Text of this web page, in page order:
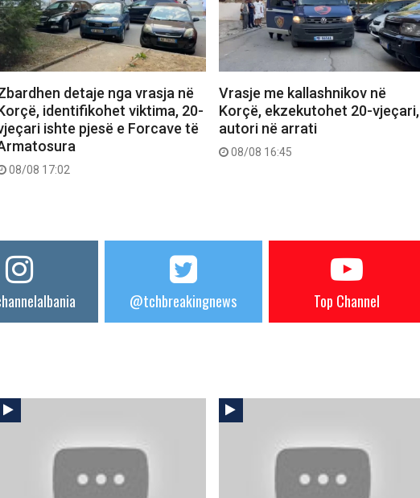
detaje nga vrasja në
identifikohet viktima, 20-
ishte pjesë e Forcave të
08/08 17:02
Vrasje me kallashnikov në
Korçë, ekzekutohet 20-vjeçari,
autori në arrati
08/08 16:45
@tchbreakingnews Top Channel